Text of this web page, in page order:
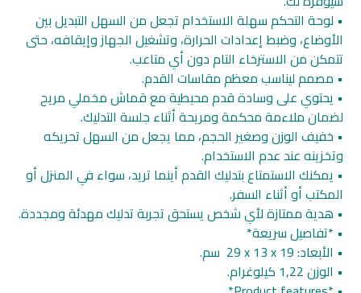
• لوحة التحكم سهلة الاستخدام تجعل من السهل التبديل بين
الأوضاع، وضبط إعدادات الحرارة، وتشغيل الجهاز وإيقافه، حتى
تتمكن من الاسترخاء التام دون أي متاعب.
• مصمم ليناسب معظم مقاسات القدم.
• يحتوي على وسادة قدم محيطية مع قماش مخملي مريح
لضمان ملاءمة محكمة ومريحة أثناء جلسة التدليك.
• خفيف الوزن وصغير الحجم، مما يجعل من السهل تحريكه
وتخزينه عند عدم الاستخدام.
• يمكنك الاستمتاع بتدليك القدم أينما تريد، سواء في المنزل أو
المكتب أو أثناء السفر.
• هدية ممتازة لأي شخص يستحق تجربة تدليك مهدئة ومجددة.
• *تفاصيل سريعة*
• الأبعاد: ‎ 29 x 13 x 19 سم.
• الوزن 1,22 كيلوغرام.